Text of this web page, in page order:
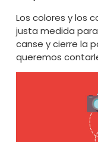
Los colores y los
justa medida
canse y cierre la
queremos